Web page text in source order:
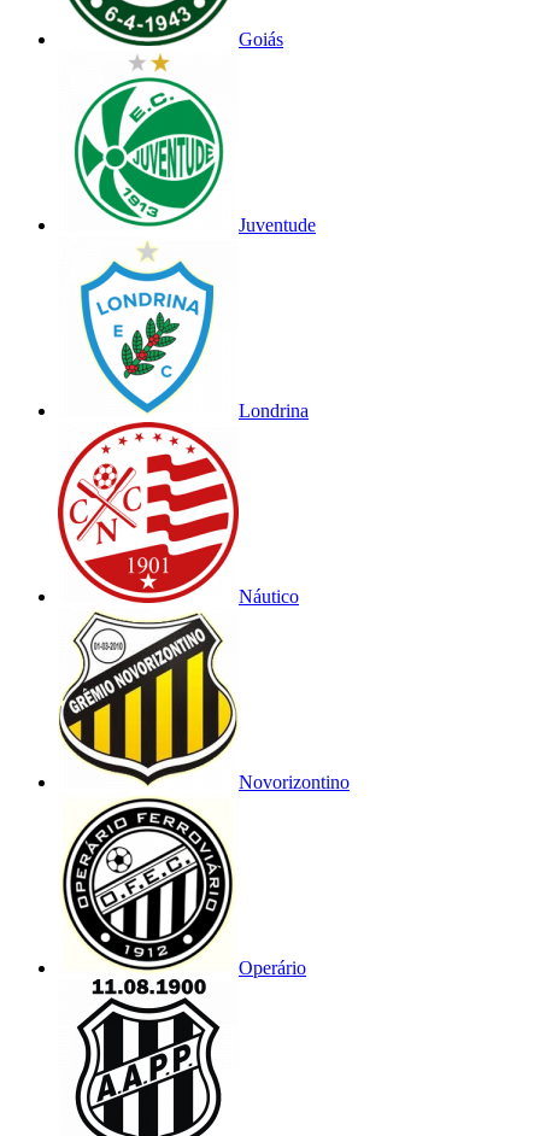
Goiás
Juventude
Londrina
Náutico
Novorizontino
Operário